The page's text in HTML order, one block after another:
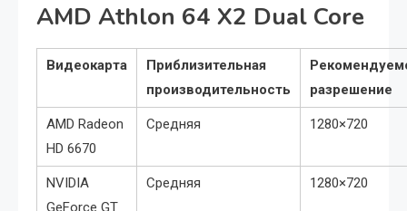
AMD Athlon 64 X2 Dual Core
Видеокарта
Приблизительная
производительность
разрешение
AMD Radeon
HD 6670
Средняя 1280×720
NVIDIA
GeForce GT
Средняя 1280×720